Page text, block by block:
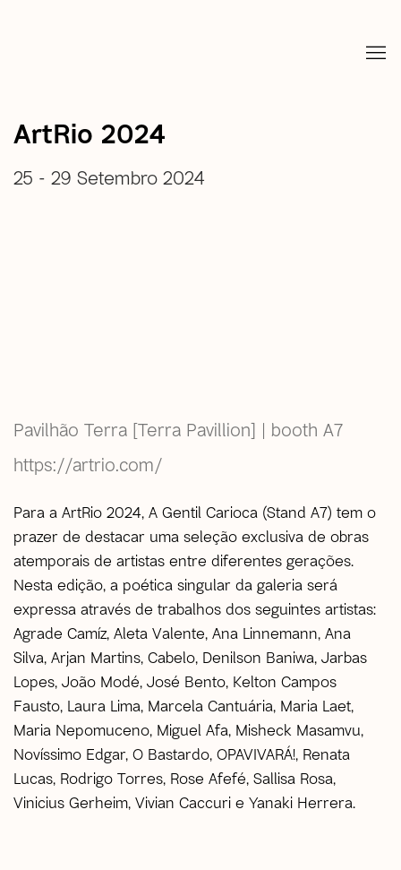
ArtRio 2024
25 - 29 Setembro 2024
Pavilhão Terra [Terra Pavillion] | booth A7
https://artrio.com/
Para a ArtRio 2024, A Gentil Carioca (Stand A7) tem o
prazer de destacar uma seleção exclusiva de obras
atemporais de artistas entre diferentes gerações.
Nesta edição, a poética singular da galeria será
expressa através de trabalhos dos seguintes artistas:
Agrade Camíz, Aleta Valente, Ana Linnemann, Ana
Silva, Arjan Martins, Cabelo, Denilson Baniwa, Jarbas
Lopes, João Modé, José Bento, Kelton Campos
Fausto, Laura Lima, Marcela Cantuária, Maria Laet,
Maria Nepomuceno, Miguel Afa, Misheck Masamvu,
Novíssimo Edgar, O Bastardo, OPAVIVARÁ!, Renata
Lucas, Rodrigo Torres, Rose Afefé, Sallisa Rosa,
Vinicius Gerheim, Vivian Caccuri e Yanaki Herrera.